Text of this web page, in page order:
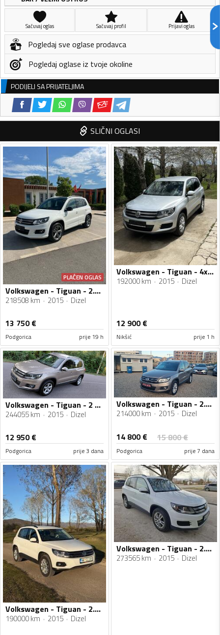
Sačuvaj oglas Sačuvaj profil Prijavi oglas
Pogledaj sve oglase prodavca
Pogledaj oglase iz tvoje okoline
PODIJELI SA PRIJATELJIMA
SLIČNI OGLASI
PLAĆEN OGLAS
Volkswagen - Tiguan - 2.0 TDI R LINE 4 MOTION
218508 km 2015 Dizel
13 750€
Podgorica prije 19 h
Volkswagen - Tiguan - 4x4 2.0 110KW
192000 km 2015 Dizel
12 900€
Nikšić prije 1 h
Volkswagen - Tiguan - 2 0 TDI
244055 km 2015 Dizel
12 950€
Podgorica prije 3 dana
Volkswagen - Tiguan - 2.0 TDI
214000 km 2015 Dizel
14 800€ 15 800€
Podgorica prije 7 dana
Volkswagen - Tiguan - 2.0 TDI
190000 km 2015 Dizel
Volkswagen - Tiguan - 2.0tdi
273565 km 2015 Dizel